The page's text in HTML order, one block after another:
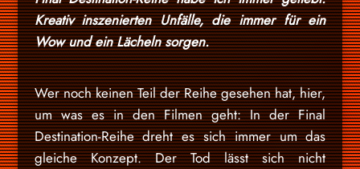
Kreativ inszenierten Unfälle, die immer für ein
Wow und ein Lächeln sorgen.
Wer noch keinen Teil der Reihe gesehen hat, hier,
um was es in den Filmen geht: In der Final
Destination-Reihe dreht es sich immer um das
gleiche Konzept. Der Tod lässt sich nicht